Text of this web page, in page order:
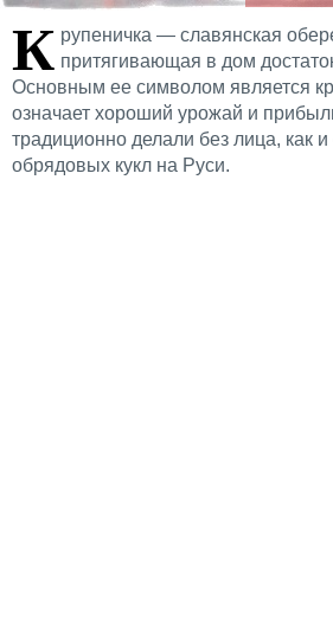
К рупеничка — славянская
притягивающая в дом
Основным ее символом является
означает хороший урожай и
традиционно делали без лица, как
обрядовых кукл на Руси.